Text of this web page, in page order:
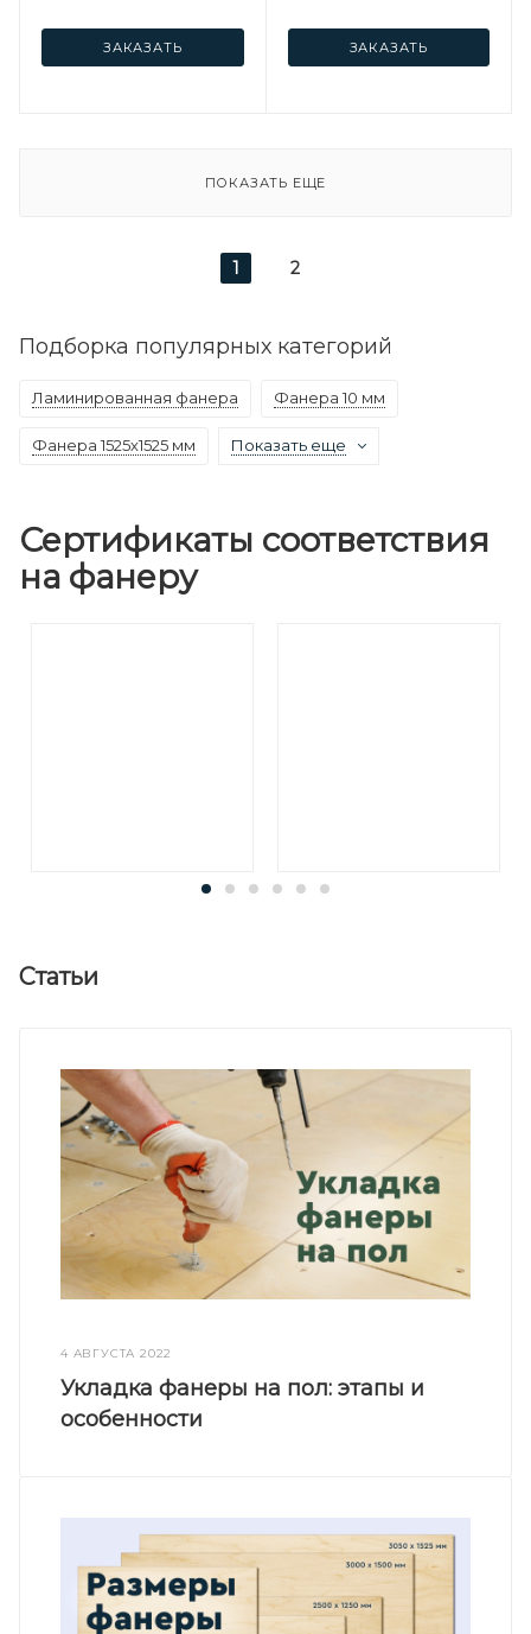
ЗАКАЗАТЬ ЗАКАЗАТЬ
ПОКАЗАТЬ ЕЩЕ
1 2
Подборка популярных категорий
Ламинированная фанера Фанера 10 мм
Фанера 1525х1525 мм Показать еще
Сертификаты соответствия
на фанеру
Статьи
4 АВГУСТА 2022
Укладка фанеры на пол: этапы и
особенности